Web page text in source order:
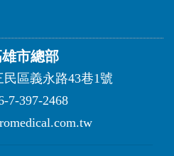
市總部
民區義永路43巷1號
7-397-2468